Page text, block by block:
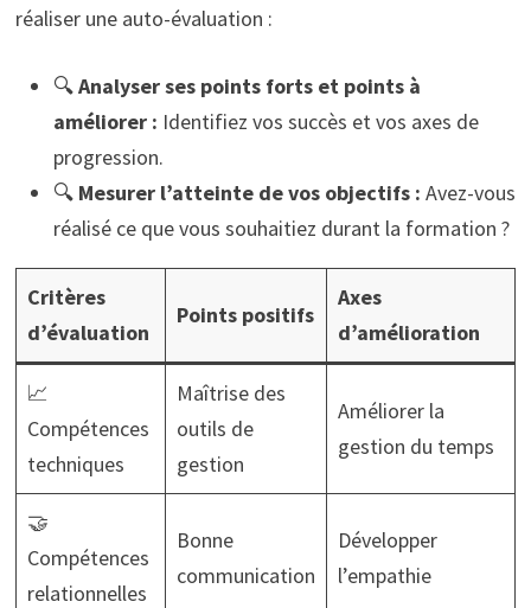
réaliser une auto-évaluation :
🔍Analyser ses points forts et points à
améliorer : Identifiez vos succès et vos axes de
progression.
🔍 Mesurer l’atteinte de vos objectifs : Avez-vous
réalisé ce que vous souhaitiez durant la formation ?
Critères
d’évaluation
Points positifs
Axes
d’amélioration
📈
Compétences
techniques
Maîtrise des
outils de
gestion
Améliorer la
gestion du temps
🤝
Compétences
relationnelles
Bonne
communication
Développer
l’empathie